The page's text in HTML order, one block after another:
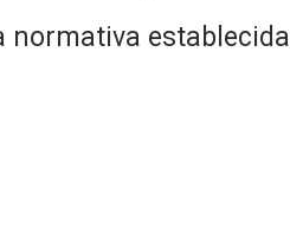
normativa establecida